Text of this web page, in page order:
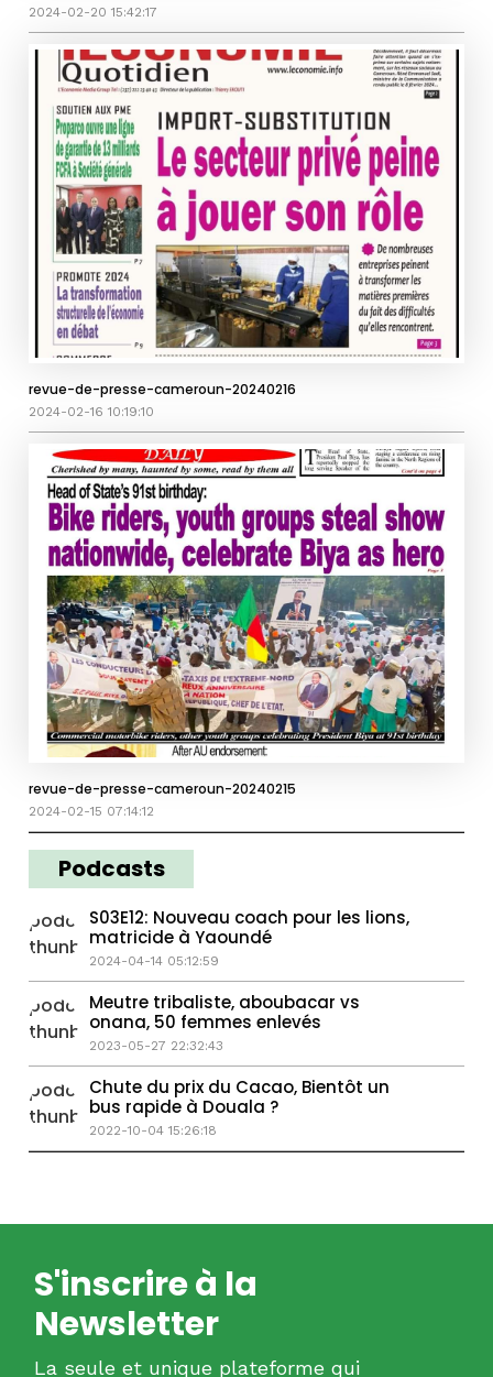
2024-02-20 15:42:17
revue-de-presse-cameroun-20240216
2024-02-16 10:19:10
revue-de-presse-cameroun-20240215
2024-02-15 07:14:12
Podcasts
S03E12: Nouveau coach pour les lions,
matricide à Yaoundé
2024-04-14 05:12:59
Meutre tribaliste, aboubacar vs
onana, 50 femmes enlevés
2023-05-27 22:32:43
Chute du prix du Cacao, Bientôt un
bus rapide à Douala ?
2022-10-04 15:26:18
S'inscrire à la
Newsletter
La seule et unique plateforme qui